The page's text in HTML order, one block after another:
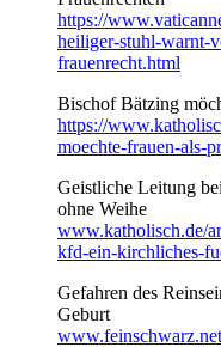
https://
heiliger-stuhl-warnt-
frauenrecht.html
Bischof Bätzing
https://
moechte-frauen-als-
Geistliche Leitung
ohne Weihe
www.katholisch.de/
kfd-ein-kirchliches-
Gefahren des
Geburt